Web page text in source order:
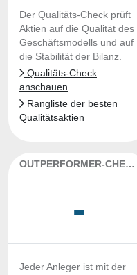
Der Qualitäts-Check prüft
Aktien auf die Qualität des
Geschäftsmodells und auf
die Stabilität der Bilanz.
Qualitäts-Check
anschauen
Rangliste der besten
Qualitätsaktien
OUTPERFORMER-CHECK
-
Jeder Anleger ist mit der